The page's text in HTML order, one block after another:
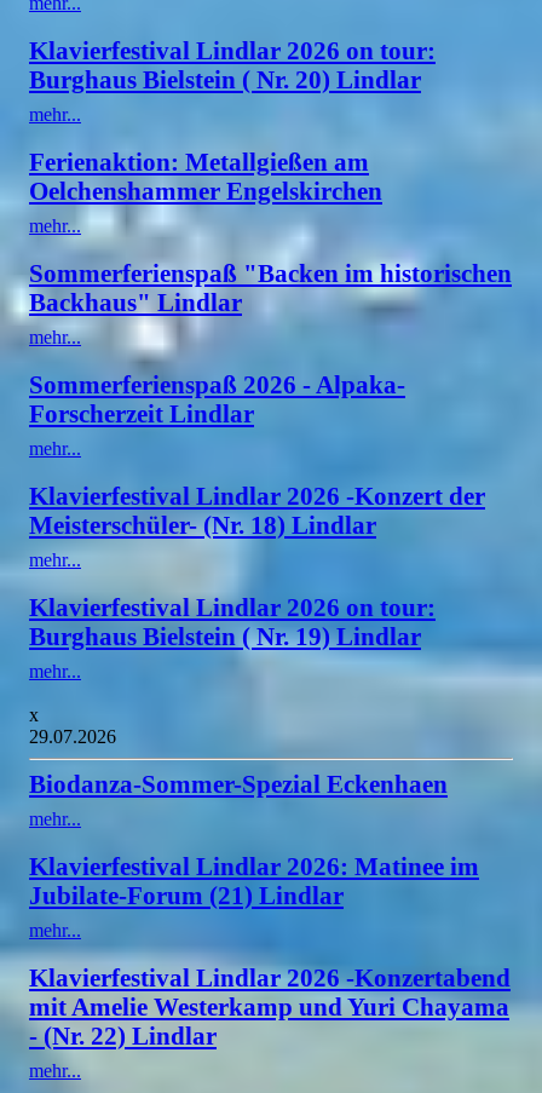
Klavierfestival Lindlar 2026 on tour:
Burghaus Bielstein ( Nr. 20) Lindlar
mehr...
Ferienaktion: Metallgießen am
Oelchenshammer Engelskirchen
mehr...
Sommerferienspaß "Backen im historischen
Backhaus" Lindlar
mehr...
Sommerferienspaß 2026 - Alpaka-
Forscherzeit Lindlar
mehr...
Klavierfestival Lindlar 2026 -Konzert der
Meisterschüler- (Nr. 18) Lindlar
mehr...
Klavierfestival Lindlar 2026 on tour:
Burghaus Bielstein ( Nr. 19) Lindlar
mehr...
x
29.07.2026
Biodanza-Sommer-Spezial Eckenhaen
mehr...
Klavierfestival Lindlar 2026: Matinee im
Jubilate-Forum (21) Lindlar
mehr...
Klavierfestival Lindlar 2026 -Konzertabend
mit Amelie Westerkamp und Yuri Chayama
- (Nr. 22) Lindlar
mehr...